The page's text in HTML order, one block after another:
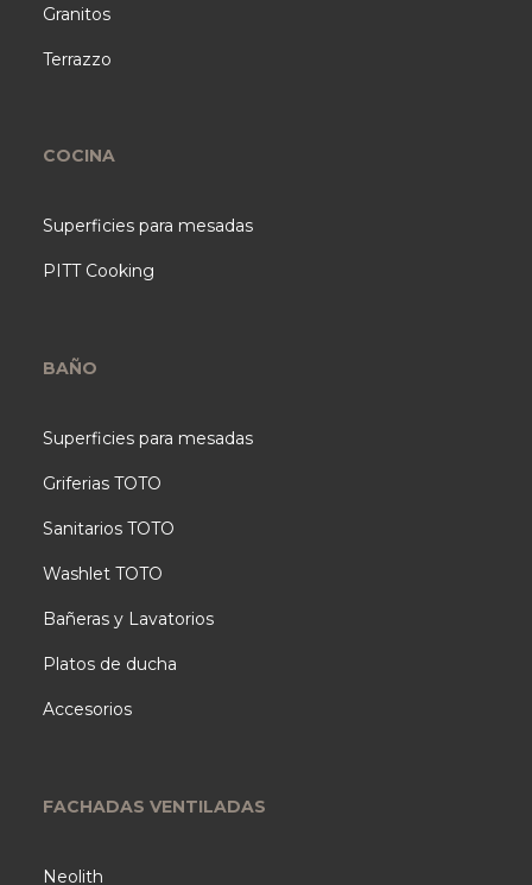
Granitos
Terrazzo
COCINA
Superficies para mesadas
PITT Cooking
BAÑO
Superficies para mesadas
Griferias TOTO
Sanitarios TOTO
Washlet TOTO
Bañeras y Lavatorios
Platos de ducha
Accesorios
FACHADAS VENTILADAS
Neolith